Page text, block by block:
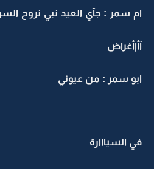
ام سمر : جآي العيد نبي نروح
آأإأغراض
ابو سمر : من عيوني
في السيااارة